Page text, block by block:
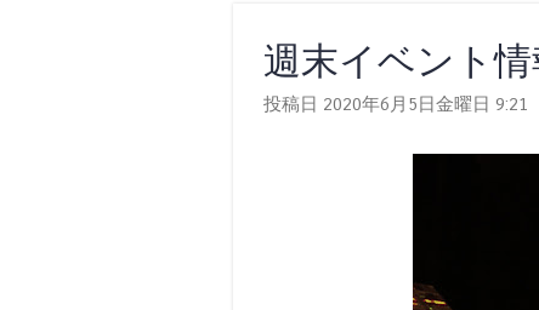
週末イベント情
投稿日 2020年6月5日金曜日 9:21